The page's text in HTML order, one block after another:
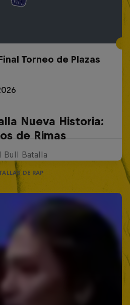
Torneo de Plazas
Nueva Historia:
de Rimas
Bull Batalla
DE RAP